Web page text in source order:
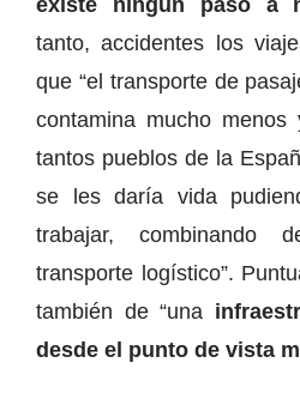
existe ningún paso a
tanto, accidentes los
que “el transporte de
contamina mucho
tantos pueblos de la
se les daría vida
trabajar, combinando
transporte logístico”.
también de “una
desde el punto de vista